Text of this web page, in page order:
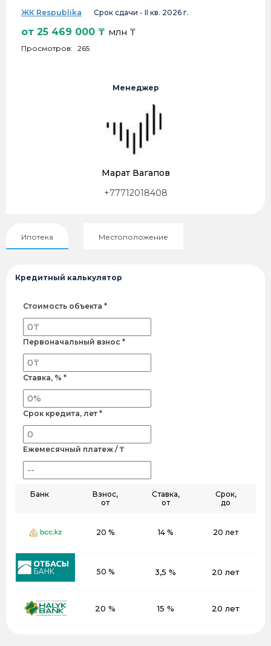
ЖК Respublika Срок сдачи - II кв. 2026 г.
от 25 469 000 ₸ млн ₸
Просмотров: 265
Менеджер
Марат Вагапов
+77712018408
Ипотека Местоположение
Кредитный калькулятор
Стоимость объекта *
Первоначальный взнос *
Ставка, % *
Срок кредита, лет *
Ежемесячный платеж / ₸
Банк
Взнос,
от
Ставка,
от
Срок,
до
20 % 14 % 20 лет
50 % 3,5 % 20 лет
20 % 15 % 20 лет